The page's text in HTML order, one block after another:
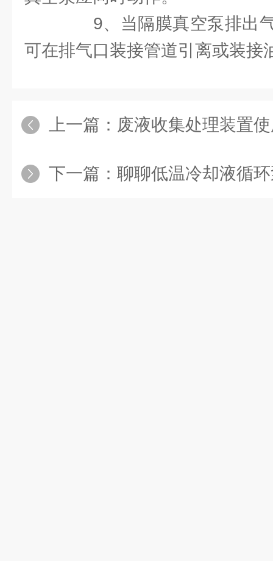
9、当隔膜真空泵排出气
可在排气口装接管道引离或装接
上一篇： 废液收集处理装置
下一篇： 聊聊低温冷却液循